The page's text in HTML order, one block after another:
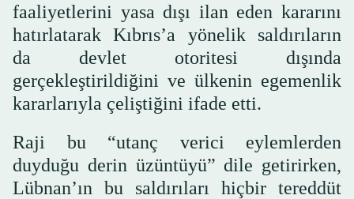
faaliyetlerini yasa dışı ilan eden kararını
hatırlatarak Kıbrıs’a yönelik saldırıların
da devlet otoritesi dışında
gerçekleştirildiğini ve ülkenin egemenlik
kararlarıyla çeliştiğini ifade etti.
Raji bu “utanç verici eylemlerden
duyduğu derin üzüntüyü” dile getirirken,
Lübnan’ın bu saldırıları hiçbir tereddüt